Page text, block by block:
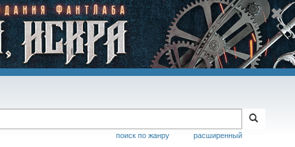
расширенный
поиск по жанру